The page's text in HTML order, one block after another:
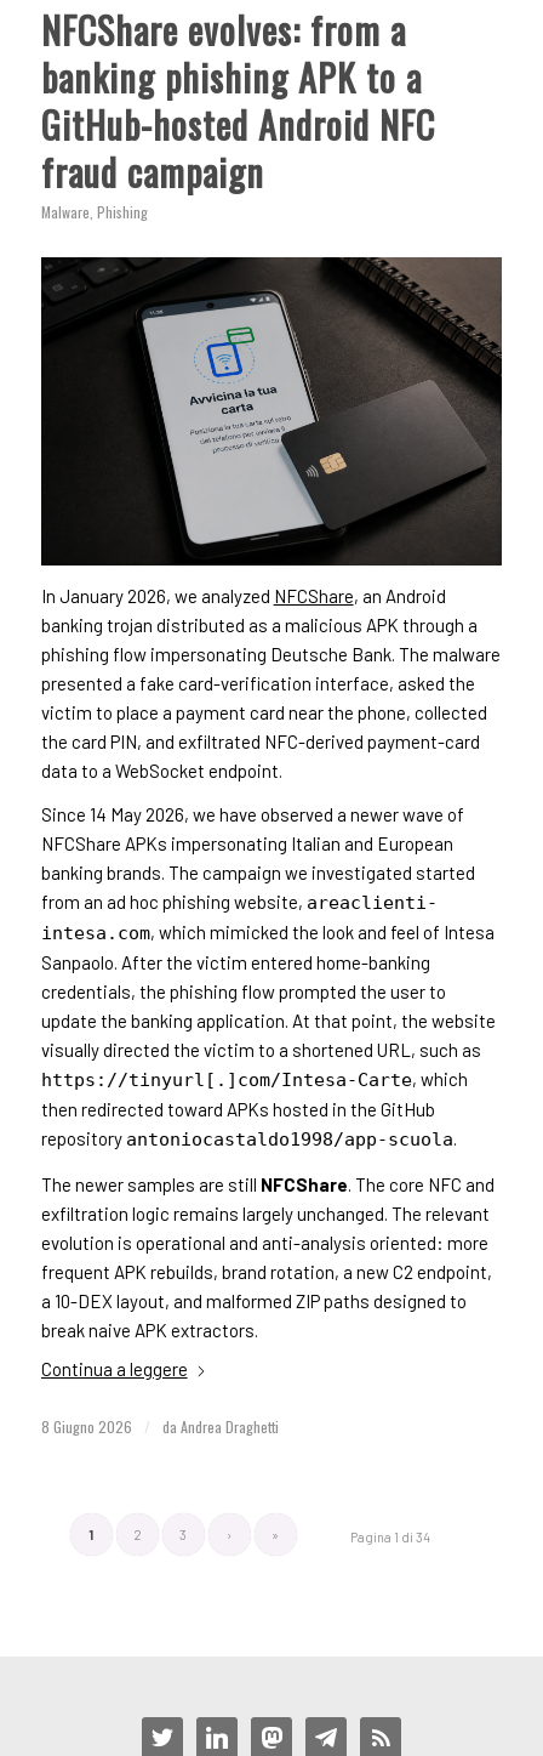
NFCShare evolves: from a
banking phishing APK to a
GitHub-hosted Android NFC
fraud campaign
Malware Phishing
In January 2026, we analyzed NFCShare, an Android
banking trojan distributed as a malicious APK through a
phishing flow impersonating Deutsche Bank. The malware
presented a fake card-verification interface, asked the
victim to place a payment card near the phone, collected
the card PIN, and exfiltrated NFC-derived payment-card
data to a WebSocket endpoint.
Since 14 May 2026, we have observed a newer wave of
NFCShare APKs impersonating Italian and European
banking brands. The campaign we investigated started
from an ad hoc phishing website, areaclienti-
intesa.com, which mimicked the look and feel of Intesa
Sanpaolo. After the victim entered home-banking
credentials, the phishing flow prompted the user to
update the banking application. At that point, the website
visually directed the victim to a shortened URL, such as
https://tinyurl[.]com/Intesa-Carte, which
then redirected toward APKs hosted in the GitHub
repository antoniocastaldo1998/app-scuola.
The newer samples are still NFCShare. The core NFC and
exfiltration logic remains largely unchanged. The relevant
evolution is operational and anti-analysis oriented: more
frequent APK rebuilds, brand rotation, a new C2 endpoint,
a 10-DEX layout, and malformed ZIP paths designed to
break naive APK extractors.
Continua a leggere
8 Giugno 2026 / da Andrea Draghetti
Pagina 1 di 34
1 2 3 › »
twitter linkedin mastodontelegramrss